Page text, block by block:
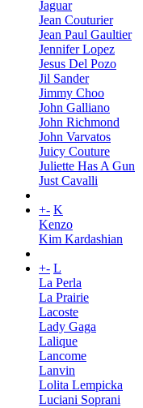
Jaguar
Jean Couturier
Jean Paul Gaultier
Jennifer Lopez
Jesus Del Pozo
Jil Sander
Jimmy Choo
John Galliano
John Richmond
John Varvatos
Juicy Couture
Juliette Has A Gun
Just Cavalli
+- K
Kenzo
Kim Kardashian
+- L
La Perla
La Prairie
Lacoste
Lady Gaga
Lalique
Lancome
Lanvin
Lolita Lempicka
Luciani Soprani